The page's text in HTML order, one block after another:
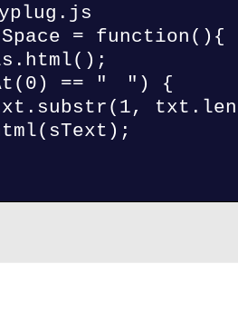
= function(){
== " ") {